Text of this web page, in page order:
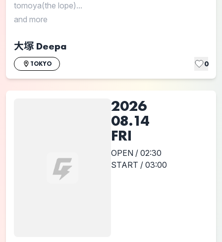
tomoya(the lope)...
and more
大塚 Deepa
TOKYO 0
2026
08.14
FRI
OPEN / 02:30
START / 03:00